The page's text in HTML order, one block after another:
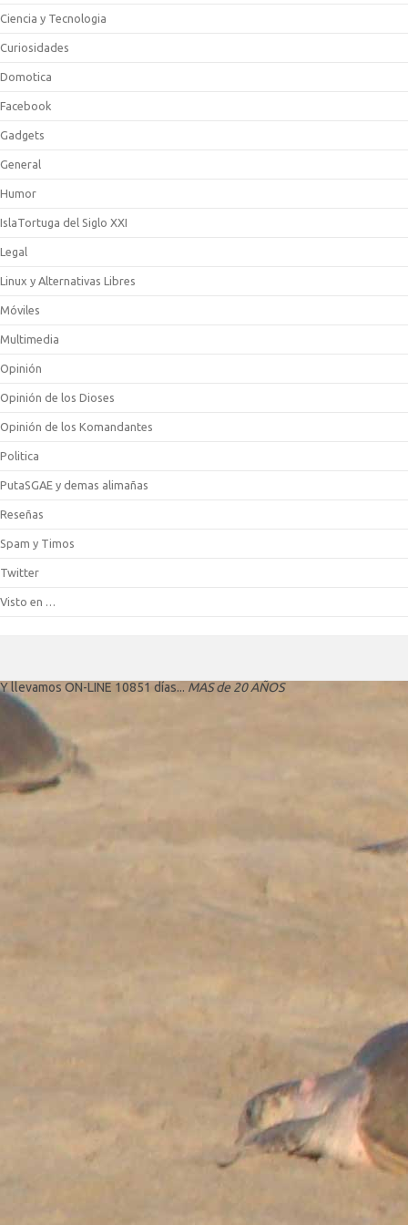
│       Sonic the Hedgehog Part 2
│       Spider-Man 3
│       SpongeBob Creature
│       Super Mario Bros The Lost Levels
│       The Crow
│       The Penguin Menace
│       The Witcher - Crimson Trail
│       Tomb Raider Anniversary
│       Turrican
│       Xmas Gifts 3D
│
├───
│       Antarctic Challenge 3D
│       Aqua Stax
│
│       Big Kahuna Reef
│       Block'd
│       Bomberman Panic
│       Chuzzle
│       Cubis
│       Flexis
│       Fruit Fall
│       Funky Ducky
│       Hexic
│       Inca Quest
│       Mah Jong Quest
│       Mahjong
│       Marble Galaxy
│       Maya - Temple of Secrets
│       Mr. Driller Deluxe
│       Pipe Mania
│       Pirate's Fortune
ROL/AVENTURAS
Ciencia y Tecnologia
Curiosidades
Domotica
Facebook
Gadgets
General
Humor
IslaTortuga del Siglo XXI
Legal
Linux y Alternativas Libres
Móviles
Multimedia
Opinión
Opinión de los Dioses
Opinión de los Komandantes
Politica
PutaSGAE y demas alimañas
Reseñas
Spam y Timos
Twitter
Visto en …
Y llevamos ON-LINE 10851 días... MAS de 20 AÑOS